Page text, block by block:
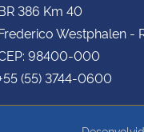
386 Km 40
Westphalen -
98400-000
(55) 3744-0600